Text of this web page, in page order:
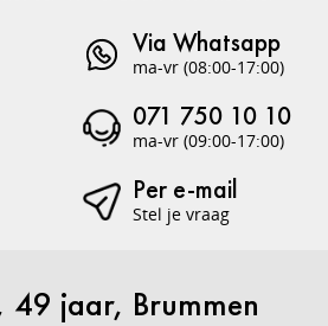
Via Whatsapp
ma-vr (08:00-17:00)
071 750 10 10
ma-vr (09:00-17:00)
Per e-mail
Stel je vraag
jaar, Brummen